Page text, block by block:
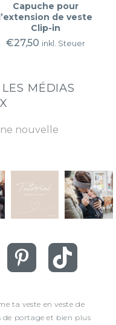
Capuche pour
l’extension de veste
Clip-in
€27,50 inkl. Steuer
LES MÉDIAS
nouvelle
ta veste en veste de
portage et bien plus